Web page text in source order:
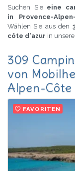
Suchen Sie eine
in Provence-
Wählen Sie aus den
côte d'azur in
309
von
Alpen-
FAVORITEN